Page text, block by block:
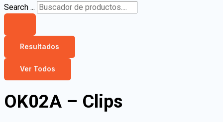
Search ...
Resultados
Ver Todos
OK02A – Clips